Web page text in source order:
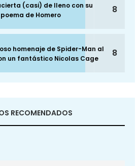
(casi) de lleno con su
de Homero
8
homenaje de Spider-Man al
un fantástico Nicolas Cage
8
RECOMENDADOS